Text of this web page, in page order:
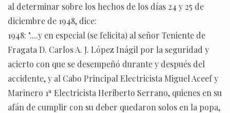
al determinar sobre los hechos de los días 24 y 25 de
diciembre de 1948, dice:
1948: "....y en especial (se felicita) al señor Teniente de
Fragata D. Carlos A. J. López Inágil por la seguridad y
acierto con que se desempeñó durante y después del
accidente, y al Cabo Principal Electricista Miguel Aceef y
Marinero 1ª Electricista Heriberto Serrano, quienes en su
afán de cumplir con su deber quedaron solos en la popa,